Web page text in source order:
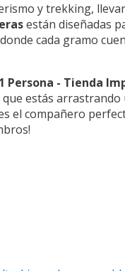
y trekking,
están diseñadas
cada gramo
Persona - Tienda
estás arrastrando
el compañero